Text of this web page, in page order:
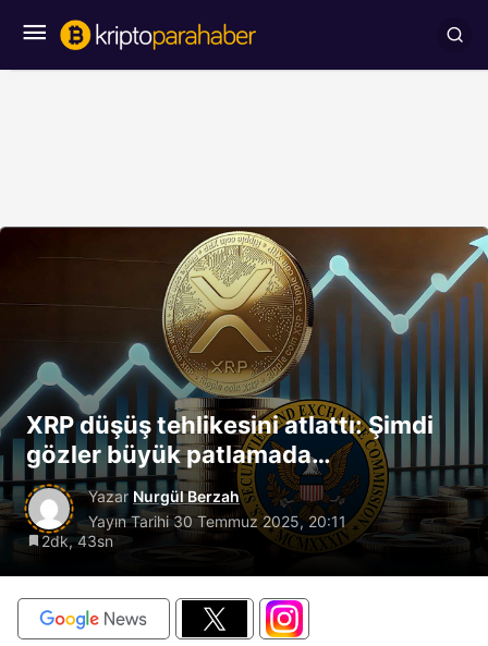
XRP düşüş tehlikesini atlattı: Şimdi
gözler büyük patlamada…
Yazar Nurgül Berzah
Yayın Tarihi30 Temmuz 2025, 20:11
2dk, 43sn